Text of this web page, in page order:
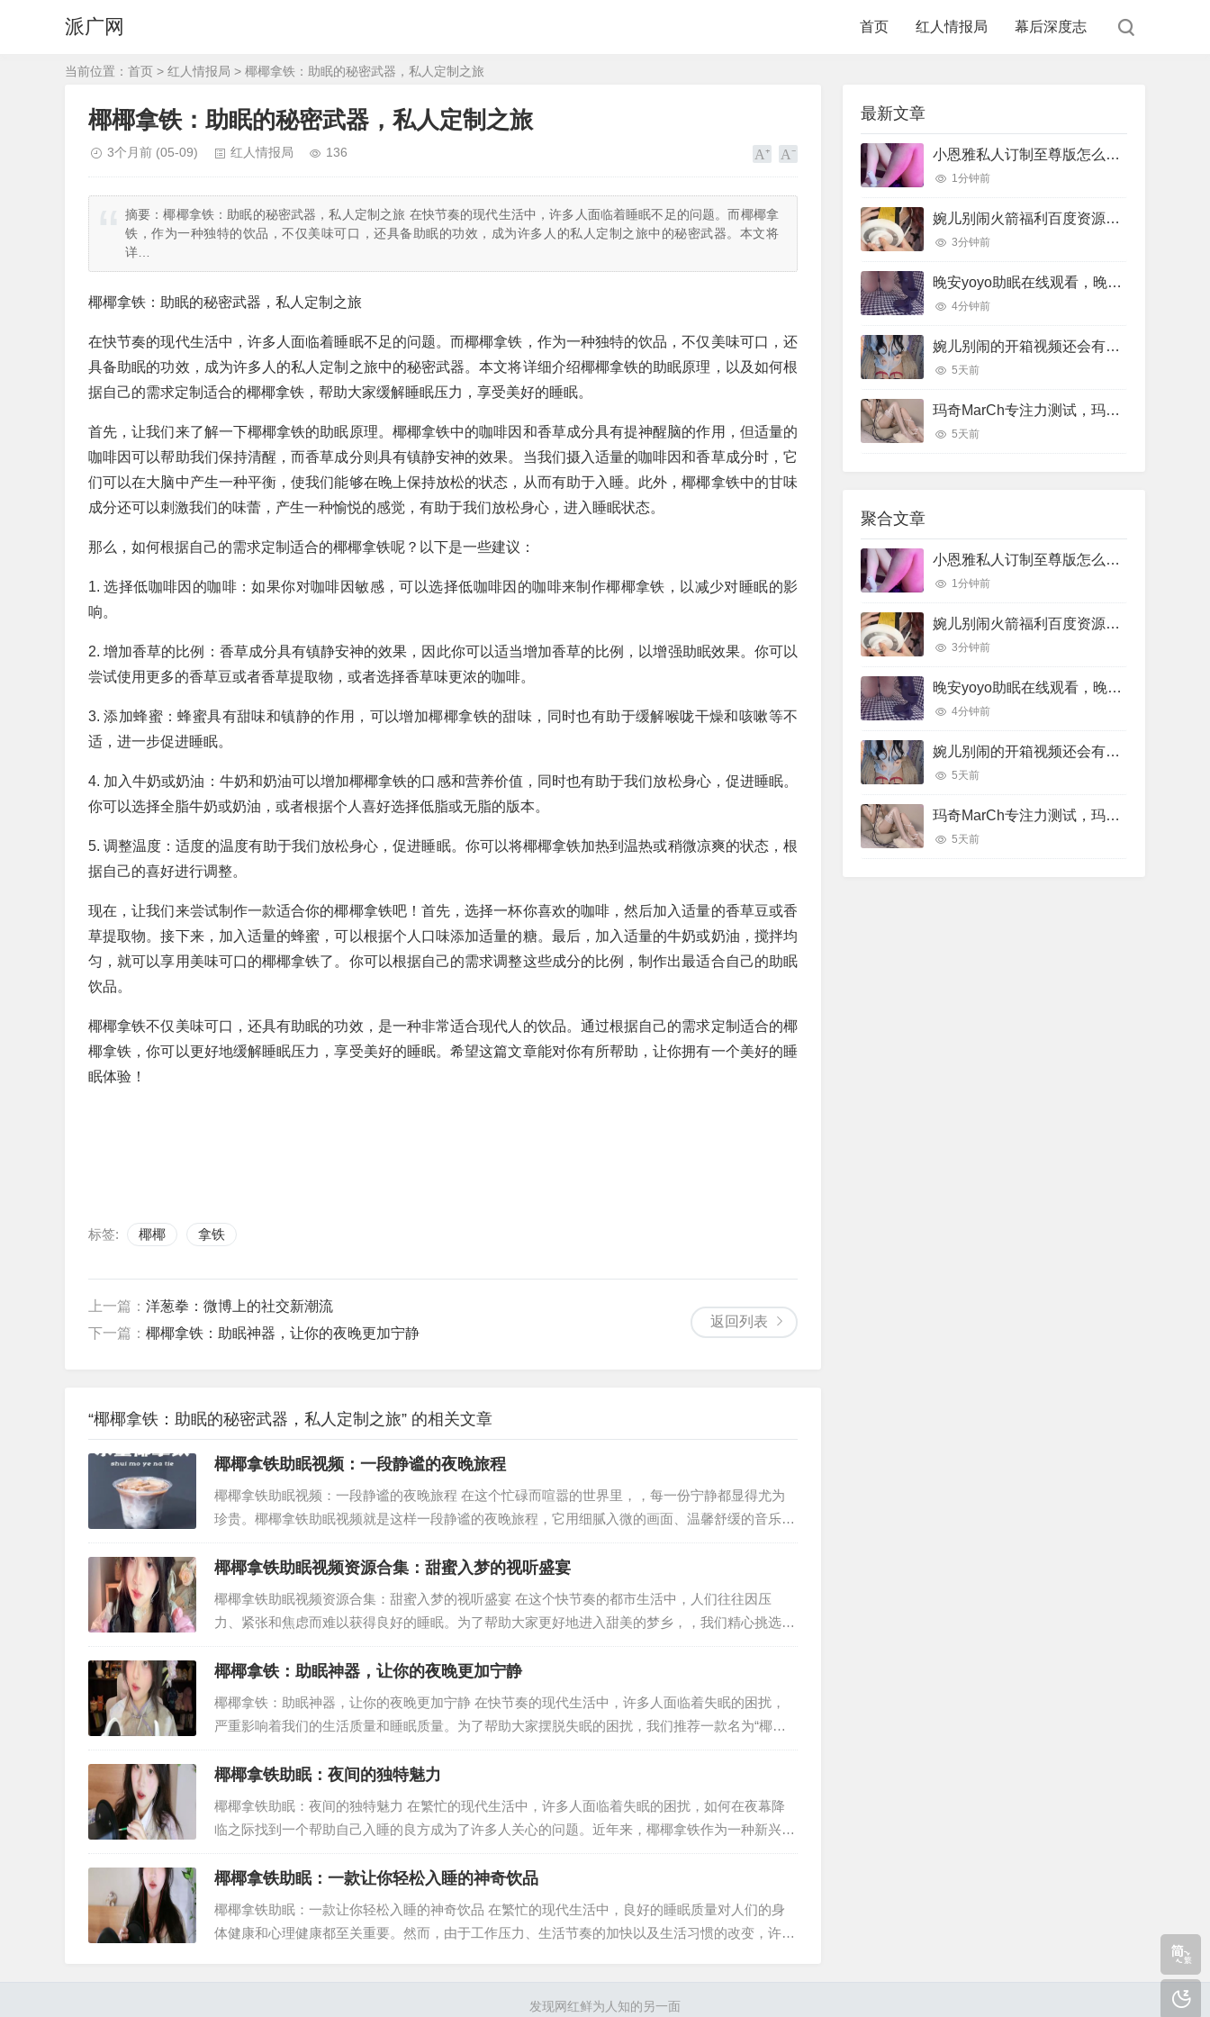
派广网 首页 红人情报局 幕后深度志
当前位置： 首页 > 红人情报局 > 椰椰拿铁：助眠的秘密武器，私人定制之旅
椰椰拿铁：助眠的秘密武器，私人定制之旅
3个月前 (05-09) 红人情报局 136
摘要：椰椰拿铁：助眠的秘密武器，私人定制之旅 在快节奏的现代生活中，许多人面临着睡眠不足的问题。而椰椰拿
铁，作为一种独特的饮品，不仅美味可口，还具备助眠的功效，成为许多人的私人定制之旅中的秘密武器。本文将
详…
椰椰拿铁：助眠的秘密武器，私人定制之旅
在快节奏的现代生活中，许多人面临着睡眠不足的问题。而椰椰拿铁，作为一种独特的饮品，不仅美味可口，还
具备助眠的功效，成为许多人的私人定制之旅中的秘密武器。本文将详细介绍椰椰拿铁的助眠原理，以及如何根
据自己的需求定制适合的椰椰拿铁，帮助大家缓解睡眠压力，享受美好的睡眠。
首先，让我们来了解一下椰椰拿铁的助眠原理。椰椰拿铁中的咖啡因和香草成分具有提神醒脑的作用，但适量的
咖啡因可以帮助我们保持清醒，而香草成分则具有镇静安神的效果。当我们摄入适量的咖啡因和香草成分时，它
们可以在大脑中产生一种平衡，使我们能够在晚上保持放松的状态，从而有助于入睡。此外，椰椰拿铁中的甘味
成分还可以刺激我们的味蕾，产生一种愉悦的感觉，有助于我们放松身心，进入睡眠状态。
那么，如何根据自己的需求定制适合的椰椰拿铁呢？以下是一些建议：
1. 选择低咖啡因的咖啡：如果你对咖啡因敏感，可以选择低咖啡因的咖啡来制作椰椰拿铁，以减少对睡眠的影
响。
2. 增加香草的比例：香草成分具有镇静安神的效果，因此你可以适当增加香草的比例，以增强助眠效果。你可以
尝试使用更多的香草豆或者香草提取物，或者选择香草味更浓的咖啡。
3. 添加蜂蜜：蜂蜜具有甜味和镇静的作用，可以增加椰椰拿铁的甜味，同时也有助于缓解喉咙干燥和咳嗽等不
适，进一步促进睡眠。
4. 加入牛奶或奶油：牛奶和奶油可以增加椰椰拿铁的口感和营养价值，同时也有助于我们放松身心，促进睡眠。
你可以选择全脂牛奶或奶油，或者根据个人喜好选择低脂或无脂的版本。
5. 调整温度：适度的温度有助于我们放松身心，促进睡眠。你可以将椰椰拿铁加热到温热或稍微凉爽的状态，根
据自己的喜好进行调整。
现在，让我们来尝试制作一款适合你的椰椰拿铁吧！首先，选择一杯你喜欢的咖啡，然后加入适量的香草豆或香
草提取物。接下来，加入适量的蜂蜜，可以根据个人口味添加适量的糖。最后，加入适量的牛奶或奶油，搅拌均
匀，就可以享用美味可口的椰椰拿铁了。你可以根据自己的需求调整这些成分的比例，制作出最适合自己的助眠
饮品。
椰椰拿铁不仅美味可口，还具有助眠的功效，是一种非常适合现代人的饮品。通过根据自己的需求定制适合的椰
椰拿铁，你可以更好地缓解睡眠压力，享受美好的睡眠。希望这篇文章能对你有所帮助，让你拥有一个美好的睡
眠体验！
标签: 椰椰 拿铁
返回列表
上一篇： 洋葱拳：微博上的社交新潮流
下一篇： 椰椰拿铁：助眠神器，让你的夜晚更加宁静
“椰椰拿铁：助眠的秘密武器，私人定制之旅” 的相关文章
椰椰拿铁助眠视频：一段静谧的夜晚旅程
椰椰拿铁助眠视频：一段静谧的夜晚旅程 在这个忙碌而喧嚣的世界里，，每一份宁静都显得尤为
珍贵。椰椰拿铁助眠视频就是这样一段静谧的夜晚旅程，它用细腻入微的画面、温馨舒缓的音乐，
以及充满热带风情的氛围，为忙…
椰椰拿铁助眠视频资源合集：甜蜜入梦的视听盛宴
椰椰拿铁助眠视频资源合集：甜蜜入梦的视听盛宴 在这个快节奏的都市生活中，人们往往因压
力、紧张和焦虑而难以获得良好的睡眠。为了帮助大家更好地进入甜美的梦乡，，我们精心挑选了
一系列“椰椰拿铁助眠”视频资源…
椰椰拿铁：助眠神器，让你的夜晚更加宁静
椰椰拿铁：助眠神器，让你的夜晚更加宁静 在快节奏的现代生活中，许多人面临着失眠的困扰，
严重影响着我们的生活质量和睡眠质量。为了帮助大家摆脱失眠的困扰，我们推荐一款名为“椰椰
拿铁”的饮品，它凭借其独特的…
椰椰拿铁助眠：夜间的独特魅力
椰椰拿铁助眠：夜间的独特魅力 在繁忙的现代生活中，许多人面临着失眠的困扰，如何在夜幕降
临之际找到一个帮助自己入睡的良方成为了许多人关心的问题。近年来，椰椰拿铁作为一种新兴的
助眠饮品，逐渐受到了人们的喜…
椰椰拿铁助眠：一款让你轻松入睡的神奇饮品
椰椰拿铁助眠：一款让你轻松入睡的神奇饮品 在繁忙的现代生活中，良好的睡眠质量对人们的身
体健康和心理健康都至关重要。然而，由于工作压力、生活节奏的加快以及生活习惯的改变，许多
最新文章
小恩雅私人订制至尊版怎么样，小恩雅在哪里直播
1分钟前
婉儿别闹火箭福利百度资源，婉儿别闹火箭收费视频在线
3分钟前
晚安yoyo助眠在线观看，晚安助眠音乐
4分钟前
婉儿别闹的开箱视频还会有吗，婉儿别闹开箱视频在线
5天前
玛奇MarCh专注力测试，玛奇March专注力助眠视频
5天前
聚合文章
小恩雅私人订制至尊版怎么样，小恩雅在哪里直播
1分钟前
婉儿别闹火箭福利百度资源，婉儿别闹火箭收费视频在线
3分钟前
晚安yoyo助眠在线观看，晚安助眠音乐
4分钟前
婉儿别闹的开箱视频还会有吗，婉儿别闹开箱视频在线
5天前
玛奇MarCh专注力测试，玛奇March专注力助眠视频
5天前
发现网红鲜为人知的另一面